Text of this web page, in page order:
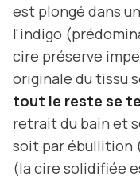
est plongé dans
l'indigo
cire préserve
originale du tissu
tout le reste se
retrait du bain et
soit par ébullition
(la cire solidifiée